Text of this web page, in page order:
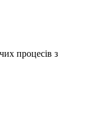
процесів з